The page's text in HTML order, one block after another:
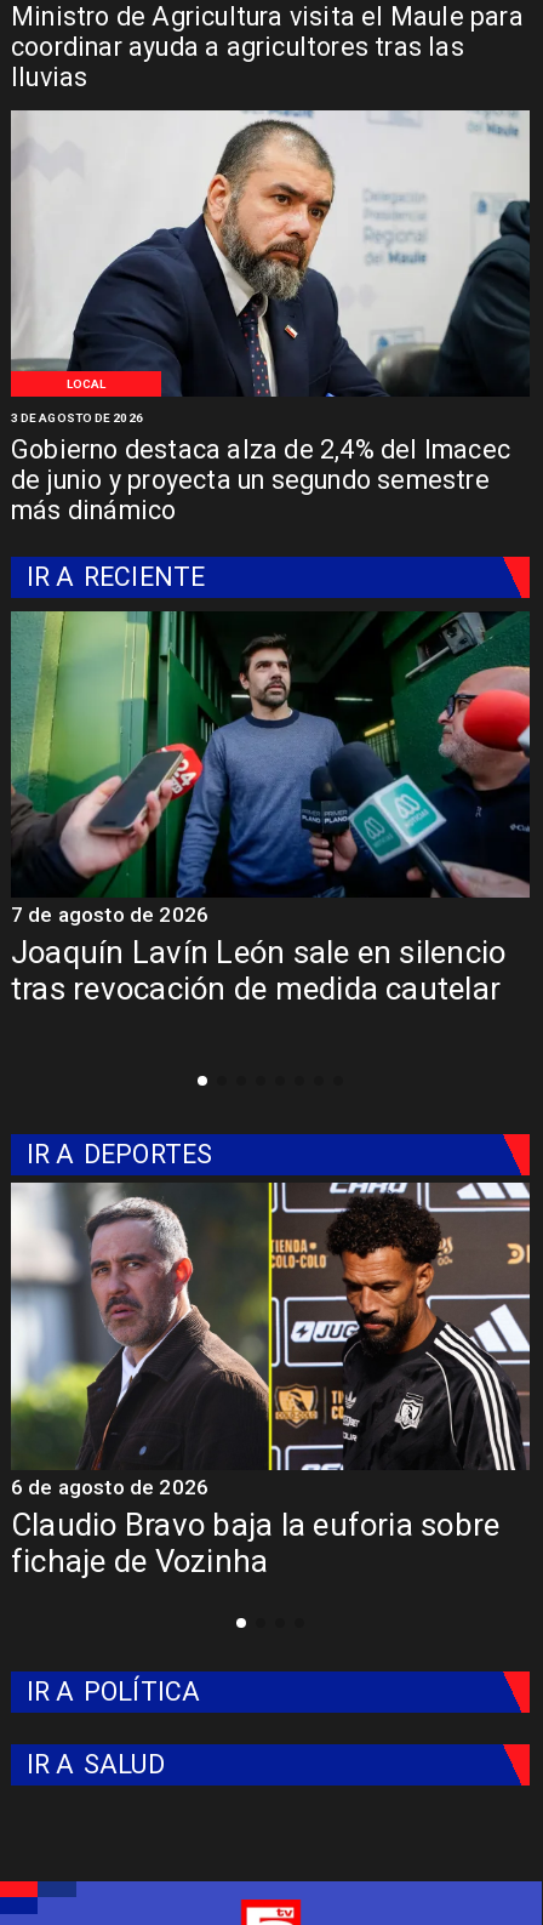
Ministro de Agricultura visita el Maule para
coordinar ayuda a agricultores tras las
lluvias
LOCAL
Gobierno destaca alza de 2,4% del Imacec
de junio y proyecta un segundo semestre
más dinámico
3 DE AGOSTO DE 2026
IR A RECIENTE
Chile y Venezuela formalizan reinicio
de relaciones consulares
7 de agosto de 2026
IR A DEPORTES
Presentación de Vozinha en Colo
Colo: Fecha, Estadio y Contrato
5 de agosto de 2026
IR A POLÍTICA
IR A SALUD